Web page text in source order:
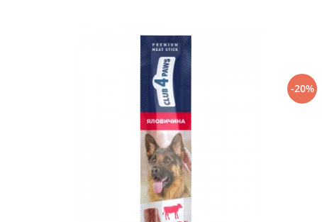
-20%